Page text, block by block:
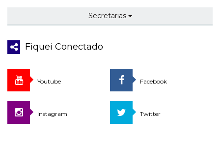
Secretarias
Fiquei Conectado
Youtube Facebook
Instagram Twitter